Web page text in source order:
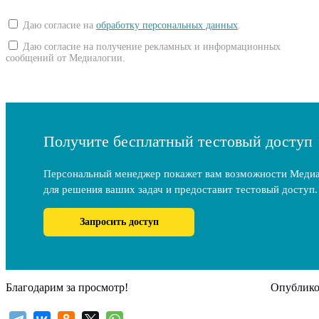
Даю согласие на обработку персональных данных
Даю согласие на получение рекламных и информационных
сообщений от Медиалогии.
Получите бесплатный тестовый доступ
Персональный менеджер покажет вам возможности
для решения ваших задач и предоставит тестовый доступ.
Запросить доступ
Благодарим за просмотр!